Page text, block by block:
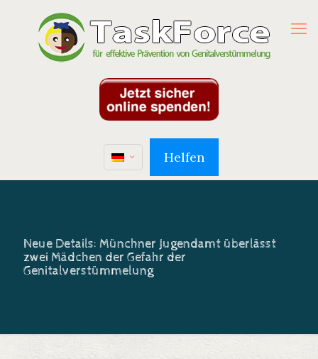
Helfen
Neue Details: Münchner Jugendamt überlässt
zwei Mädchen der Gefahr der
Genitalverstümmelung